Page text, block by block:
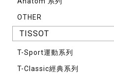
OTHER
TISSOT
T-Sport運動系列
T-Classic經典系列